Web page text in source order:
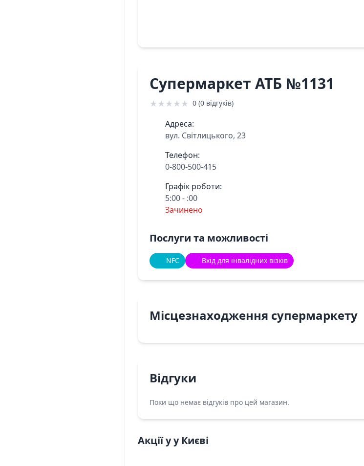
Супермаркет АТБ №1131
★★★★★ 0 (0 відгуків)
Адреса:
вул. Світлицького, 23
Телефон:
0-800-500-415
Графік роботи:
5:00 - :00
Зачинено
Послуги та можливості
NFC Вхід для інвалідних візків
Місцезнаходження супермаркету
Відгуки
Поки що немає відгуків про цей магазин.
Акції у у Києві